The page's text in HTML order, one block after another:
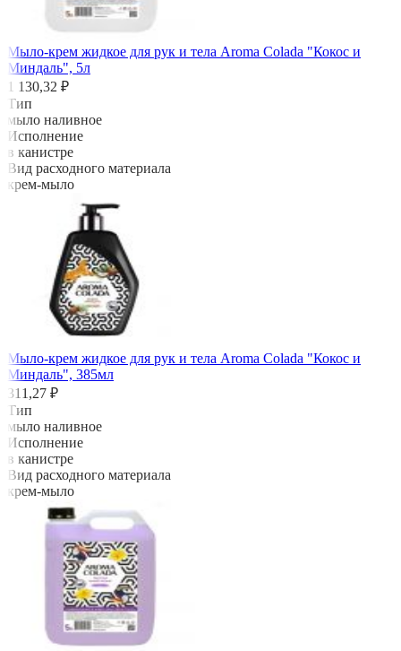
Мыло-крем жидкое для рук и тела Aroma Colada "Кокос и
Миндаль", 5л
1 130,32 ₽
Тип
мыло наливное
Исполнение
в канистре
Вид расходного материала
крем-мыло
Мыло-крем жидкое для рук и тела Aroma Colada "Кокос и
Миндаль", 385мл
311,27 ₽
Тип
мыло наливное
Исполнение
в канистре
Вид расходного материала
крем-мыло